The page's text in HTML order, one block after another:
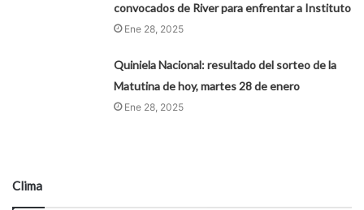
convocados de River para enfrentar a Instituto
Ene 28, 2025
Quiniela Nacional: resultado del sorteo de la
Matutina de hoy, martes 28 de enero
Ene 28, 2025
Clima